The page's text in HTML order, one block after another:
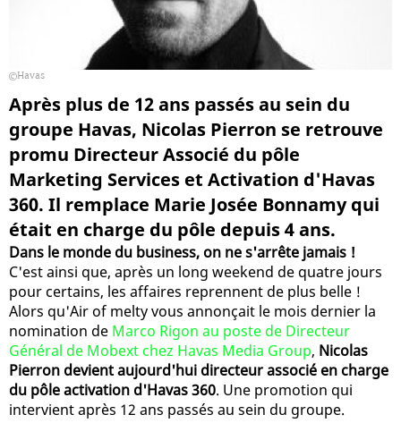
Havas
Après plus de 12 ans passés au sein du
groupe Havas, Nicolas Pierron se retrouve
promu Directeur Associé du pôle
Marketing Services et Activation d'Havas
360. Il remplace Marie Josée Bonnamy qui
était en charge du pôle depuis 4 ans.
Dans le monde du business, on ne s'arrête jamais !
C'est ainsi que, après un long weekend de quatre jours
pour certains, les affaires reprennent de plus belle !
Alors qu'Air of melty vous annonçait le mois dernier la
nomination de Marco Rigon au poste de Directeur
Général de Mobext chez Havas Media Group, Nicolas
Pierron devient aujourd'hui directeur associé en charge
du pôle activation d'Havas 360. Une promotion qui
intervient après 12 ans passés au sein du groupe.